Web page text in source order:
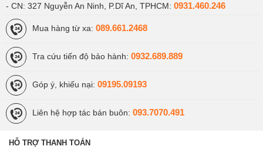
- CN: 327 Nguyễn An Ninh, P.Dĩ An, TPHCM: 0931.460.246
Mua hàng từ xa: 089.661.2468
Tra cứu tiến độ bảo hành: 0932.689.889
Góp ý, khiếu nại: 09195.09193
Liên hệ hợp tác bán buôn: 093.7070.491
HỖ TRỢ THANH TOÁN